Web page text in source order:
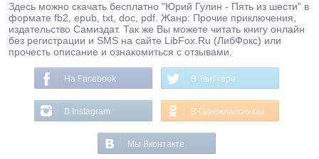
Здесь можно скачать бесплатно "Юрий Гулин - Пять из шести" в
формате fb2, epub, txt, doc, pdf. Жанр: Прочие приключения,
издательство Самиздат. Так же Вы можете читать книгу онлайн
без регистрации и SMS на сайте LibFox.Ru (ЛибФокс) или
прочесть описание и ознакомиться с отзывами.
На Facebook В Твиттере
В Instagram В Одноклассниках
Мы Вконтакте